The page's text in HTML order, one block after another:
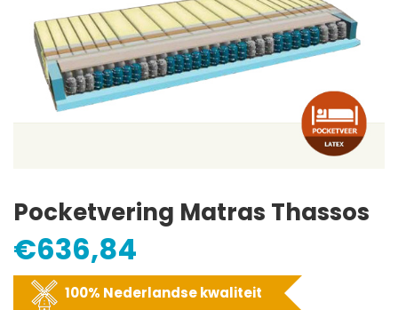
Pocketvering Matras Thassos
€636,84
100% Nederlandse kwaliteit